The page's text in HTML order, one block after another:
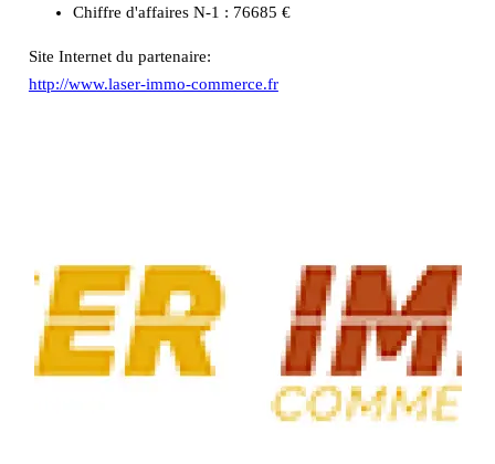
Chiffre d'affaires N-1 : 76685 €
Site Internet du partenaire:
http://www.laser-immo-commerce.fr